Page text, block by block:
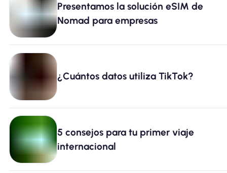
Presentamos la solución eSIM de
Nomad para empresas
¿Cuántos datos utiliza TikTok?
5 consejos para tu primer viaje
internacional